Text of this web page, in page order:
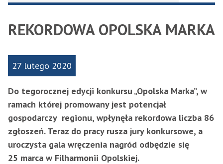
REKORDOWA OPOLSKA MARKA
27 lutego 2020
Do tegorocznej edycji konkursu „Opolska Marka”, w
ramach której promowany jest potencjał
gospodarczy regionu, wpłynęła rekordowa liczba 86
zgłoszeń. Teraz do pracy rusza jury konkursowe, a
uroczysta gala wręczenia nagród odbędzie się
25 marca w Filharmonii Opolskiej.